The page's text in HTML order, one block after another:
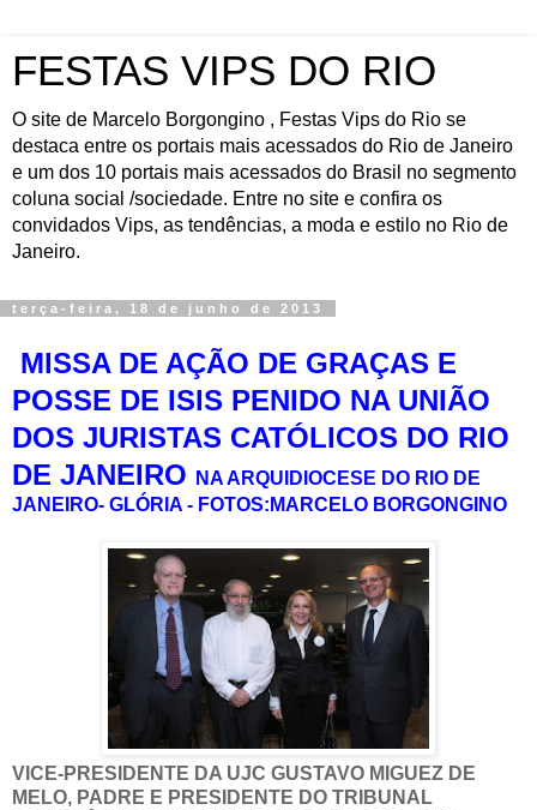
FESTAS VIPS DO RIO
O site de Marcelo Borgongino , Festas Vips do Rio se
destaca entre os portais mais acessados do Rio de Janeiro
e um dos 10 portais mais acessados do Brasil no segmento
coluna social /sociedade. Entre no site e confira os
convidados Vips, as tendências, a moda e estilo no Rio de
Janeiro.
terça-feira, 18 de junho de 2013
MISSA DE AÇÃO DE GRAÇAS E
POSSE DE ISIS PENIDO NA UNIÃO
DOS JURISTAS CATÓLICOS DO RIO
DE JANEIRO
NA ARQUIDIOCESE DO RIO DE
JANEIRO- GLÓRIA - FOTOS:MARCELO BORGONGINO
VICE-PRESIDENTE DA UJC GUSTAVO MIGUEZ DE
MELO, PADRE E PRESIDENTE DO TRIBUNAL